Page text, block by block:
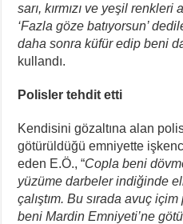
sarı, kırmızı ve yeşil renkleri
‘Fazla göze batıyorsun’
daha sonra küfür edip beni
kullandı.
Polisler tehdit etti
Kendisini gözaltına alan
götürüldüğü emniyette
eden E.Ö., “Copla beni
yüzüme darbeler indiğinde
çalıştım. Bu sırada avuç
beni Mardin Emniyeti’ne